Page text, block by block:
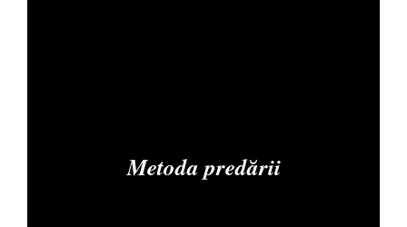
Metoda predării